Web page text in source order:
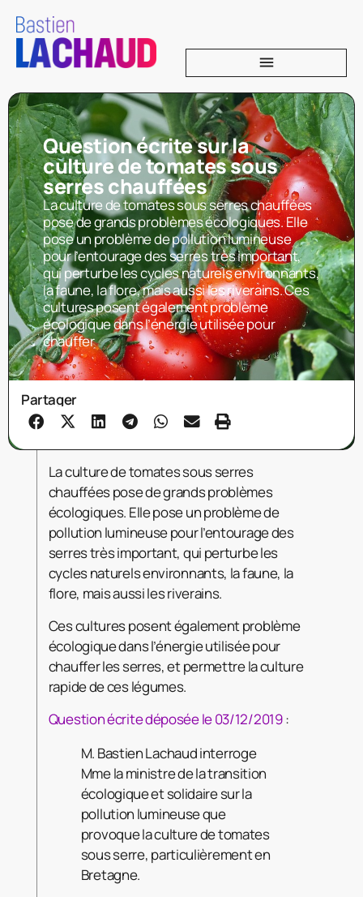
Question écrite sur la
culture de tomates sous
serres chauffées
La culture de tomates sous serres chauffées
pose de grands problèmes écologiques. Elle
pose un problème de pollution lumineuse
pour l’entourage des serres très important,
qui perturbe les cycles naturels environnants,
la faune, la flore, mais aussi les riverains. Ces
cultures posent également problème
écologique dans l’énergie utilisée pour
chauffer
Partager
La culture de tomates sous serres
chauffées pose de grands problèmes
écologiques. Elle pose un problème de
pollution lumineuse pour l’entourage des
serres très important, qui perturbe les
cycles naturels environnants, la faune, la
flore, mais aussi les riverains.
Ces cultures posent également problème
écologique dans l’énergie utilisée pour
chauffer les serres, et permettre la culture
rapide de ces légumes.
Question écrite déposée le 03/12/2019:
M. Bastien Lachaud interroge
Mme la ministre de la transition
écologique et solidaire sur la
pollution lumineuse que
provoque la culture de tomates
sous serre, particulièrement en
Bretagne.